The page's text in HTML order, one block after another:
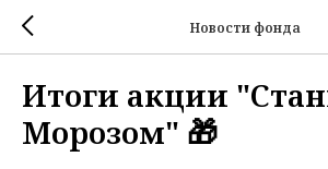
Новости фонда
Итоги акции
Морозом" 🎁